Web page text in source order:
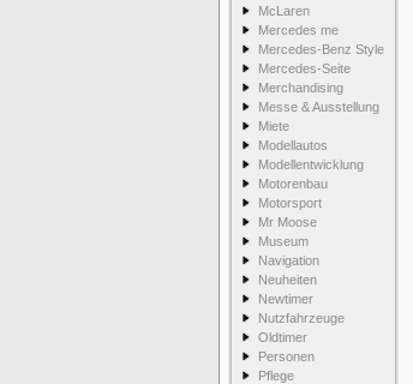
McLaren
Mercedes me
Mercedes-Benz Style
Mercedes-Seite
Merchandising
Messe & Ausstellung
Miete
Modellautos
Modellentwicklung
Motorenbau
Motorsport
Mr Moose
Museum
Navigation
Neuheiten
Newtimer
Nutzfahrzeuge
Oldtimer
Personen
Pflege